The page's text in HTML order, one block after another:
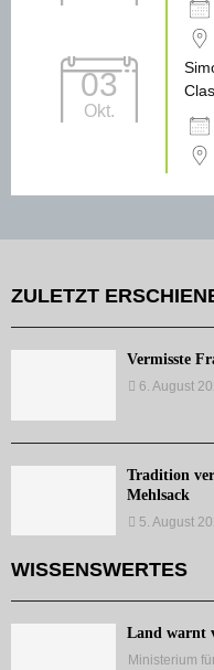
03
Okt.
ZULETZT
Vermisste
6. August
Tradition
Mehlsack
5. August
WISSENSWERTES
Land warnt
Ministerium